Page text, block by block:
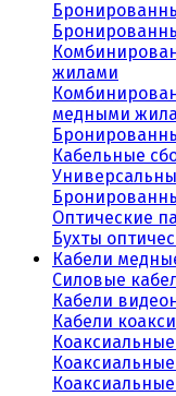
жилами
медными
Кабельные
Оптические
Бухты
Кабели
Силовые
Кабели
Кабели